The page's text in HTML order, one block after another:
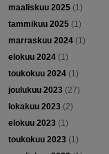
maaliskuu 2025(1)
tammikuu 2025(1)
marraskuu 2024(1)
elokuu 2024(1)
toukokuu 2024(1)
joulukuu 2023(27)
lokakuu 2023(2)
elokuu 2023(1)
toukokuu 2023(1)